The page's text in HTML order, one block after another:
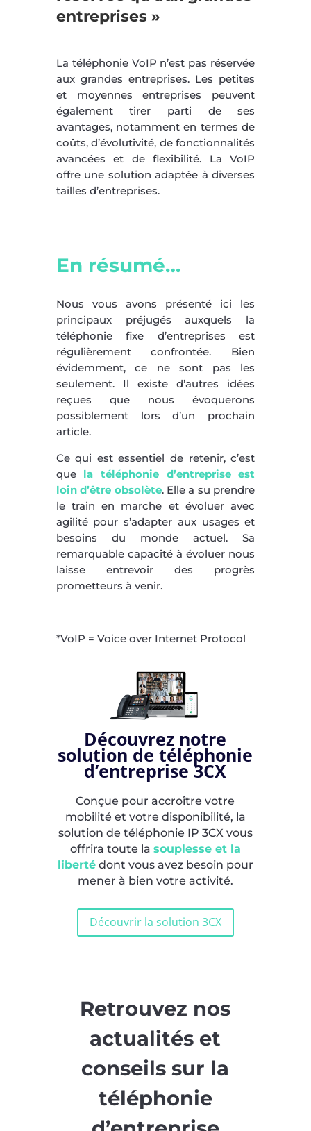
entreprises »
La téléphonie VoIP n’est pas réservée
aux grandes entreprises. Les petites
et moyennes entreprises peuvent
également tirer parti de ses
avantages, notamment en termes de
coûts, d’évolutivité, de fonctionnalités
avancées et de flexibilité. La VoIP
offre une solution adaptée à diverses
tailles d’entreprises.
En résumé…
Nous vous avons présenté ici les
principaux préjugés auxquels la
téléphonie fixe d’entreprises est
régulièrement confrontée. Bien
évidemment, ce ne sont pas les
seulement. Il existe d’autres idées
reçues que nous évoquerons
possiblement lors d’un prochain
article.
Ce qui est essentiel de retenir, c’est
quela téléphonie d’entreprise est
loin d’être obsolète. Elle a su prendre
le train en marche et évoluer avec
agilité pour s’adapter aux usages et
besoins du monde actuel. Sa
remarquable capacité à évoluer nous
laisse entrevoir des progrès
prometteurs à venir.
*VoIP = Voice over Internet Protocol
Découvrez notre
solution de téléphonie
d’entreprise 3CX
Conçue pour accroître votre
mobilité et votre disponibilité, la
solution de téléphonie IP 3CX vous
offrira toute la souplesse et la
liberté dont vous avez besoin pour
mener à bien votre activité.
Découvrir la solution 3CX
Retrouvez nos
actualités et
conseils sur la
téléphonie